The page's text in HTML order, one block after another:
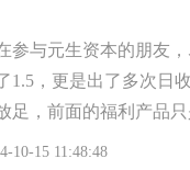
参与元生资本的朋友
1.5，更是出了多次日
足，前面的福利产品
会放心买，到时
10-15 11:48:48